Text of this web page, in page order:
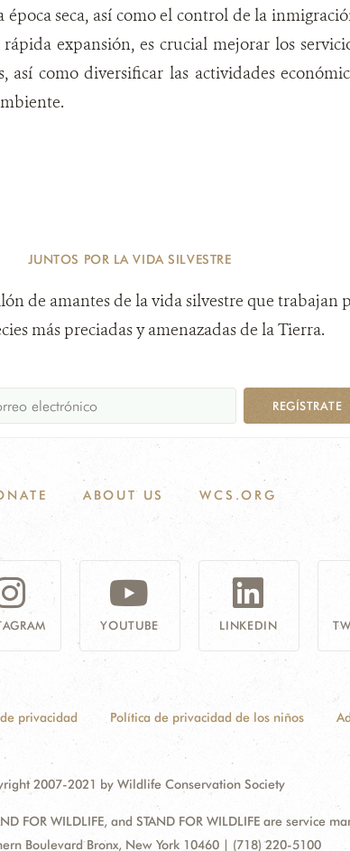
seca, así como el control de la
expansión, es crucial mejorar los
así como diversificar las actividades
JUNTOS POR LA VIDA SILVESTRE
de amantes de la vida silvestre que trabajan
más preciadas y amenazadas de la Tierra.
REGÍSTRATE
ABOUT US WCS.ORG
YOUTUBE LINKEDIN
privacidad Política de privacidad de los niños
2007-2021 by Wildlife Conservation Society
FOR WILDLIFE, and STAND FOR WILDLIFE are service
Boulevard Bronx, New York 10460 | (718) 220-5100